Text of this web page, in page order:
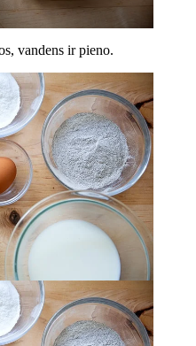
vandens ir pieno.